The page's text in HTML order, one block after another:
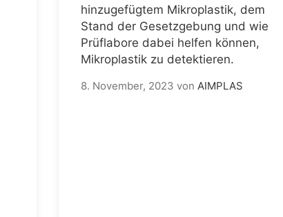
hinzugefügtem Mikroplastik, dem
Stand der Gesetzgebung und wie
Prüflabore dabei helfen können,
Mikroplastik zu detektieren.
8. November, 2023 von AIMPLAS